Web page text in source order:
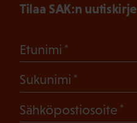
Tilaa SAK:n uutiskirje
Etunimi
Sukunimi
Sähköpostiosoite